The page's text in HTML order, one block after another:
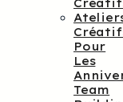
Pour
Les
Team